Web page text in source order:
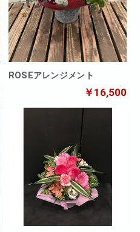
ROSEアレンジメント
￥16,500